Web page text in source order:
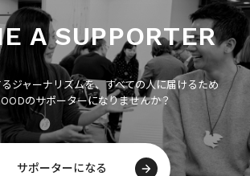
A SUPPORTER
ジャーナリズムを、すべての人に届けるため
のサポーターになりませんか？
サポーターになる